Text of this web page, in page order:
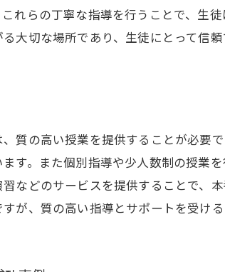
れらの丁寧な指導を行うことで、生
大切な場所であり、生徒にとって信
質の高い授業を提供することが必要
す。また個別指導や少人数制の授業
などのサービスを提供することで、
が、質の高い指導とサポートを受け